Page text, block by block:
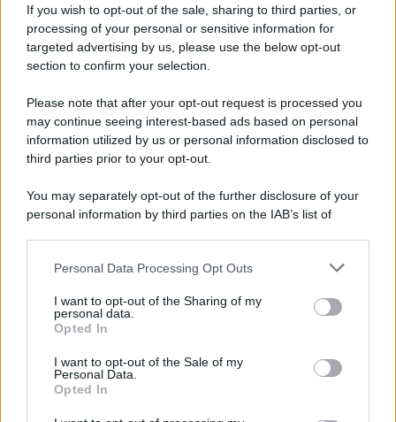
If you wish to opt-out of the sale, sharing to third parties, or
processing of your personal or sensitive information for
targeted advertising by us, please use the below opt-out
section to confirm your selection.
Please note that after your opt-out request is processed you
may continue seeing interest-based ads based on personal
information utilized by us or personal information disclosed to
third parties prior to your opt-out.
You may separately opt-out of the further disclosure of your
personal information by third parties on the IAB’s list of
This information may also be disclosed by us to third parties
disclose it to other third parties.
Please note that this website/app uses one or more Google
services and may gather and store information including but
not limited to your visit or usage behaviour. You may click to
grant or deny consent to Google and its third-party tags to
Personal Data Processing Opt Outs
I want to opt-out of the Sharing of my
personal data.
Opted In
I want to opt-out of the Sale of my
Personal Data.
Opted In
Il Leone non cerca una semplice vacanza:
carattere
Lo sapevi che...
Antica Fiera dell’Assunta di Viconovo: